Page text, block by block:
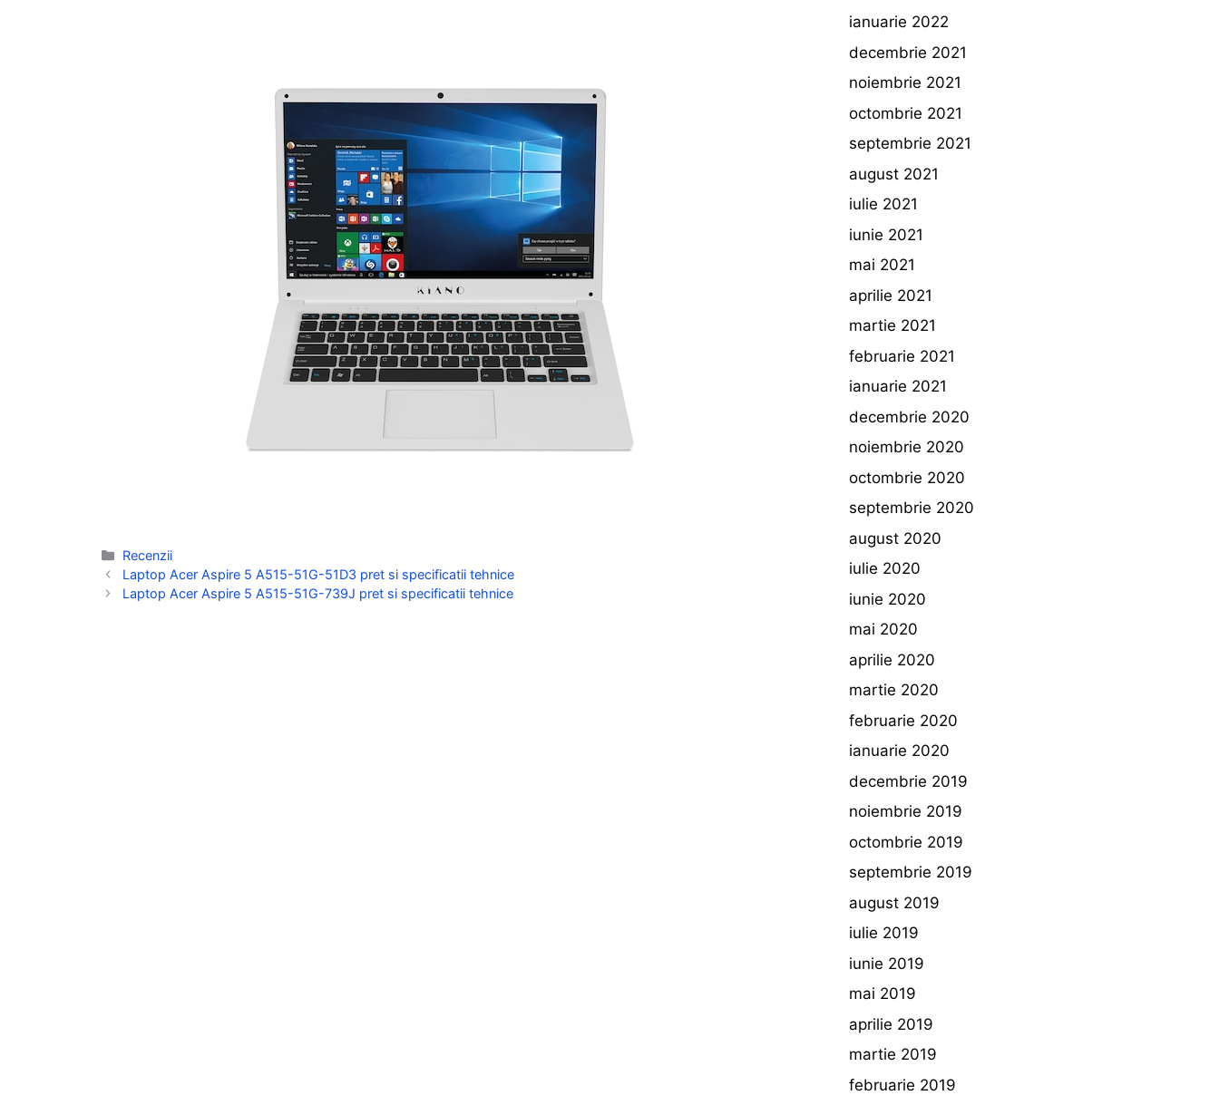
Categorii
Recenzii
Laptop Acer Aspire 5 A515-51G-51D3 pret si specificatii tehnice
Laptop Acer Aspire 5 A515-51G-739J pret si specificatii tehnice
ianuarie 2022
decembrie 2021
noiembrie 2021
octombrie 2021
septembrie 2021
august 2021
iulie 2021
iunie 2021
mai 2021
aprilie 2021
martie 2021
februarie 2021
ianuarie 2021
decembrie 2020
noiembrie 2020
octombrie 2020
septembrie 2020
august 2020
iulie 2020
iunie 2020
mai 2020
aprilie 2020
martie 2020
februarie 2020
ianuarie 2020
decembrie 2019
noiembrie 2019
octombrie 2019
septembrie 2019
august 2019
iulie 2019
iunie 2019
mai 2019
aprilie 2019
martie 2019
februarie 2019